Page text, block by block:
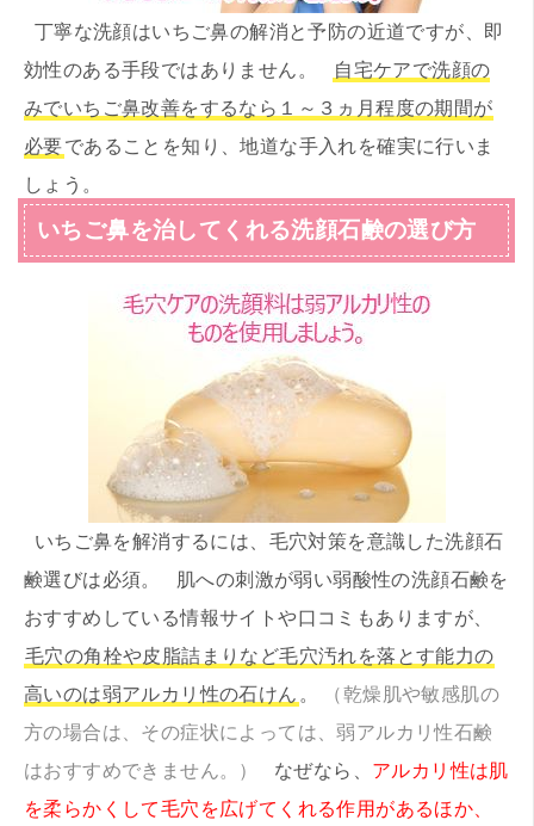
丁寧な洗顔はいちご鼻の解消と予防の近道ですが、即
効性のある手段ではありません。
自宅ケアで洗顔の
みでいちご鼻改善をするなら１～３ヵ月程度の期間が
必要であることを知り、地道な手入れを確実に行いま
しょう。
いちご鼻を治してくれる洗顔石鹸の選び方
いちご鼻を解消するには、毛穴対策を意識した洗顔石
鹸選びは必須。 肌への刺激が弱い弱酸性の洗顔石鹸を
おすすめしている情報サイトや口コミもありますが、
毛穴の角栓や皮脂詰まりなど毛穴汚れを落とす能力の
高いのは弱アルカリ性の石けん 。
（乾燥肌や敏感肌の
方の場合は、その症状によっては、弱アルカリ性石鹸
はおすすめできません。）
なぜなら、 アルカリ性は肌
を柔らかくして毛穴を広げてくれる作用があるほか、